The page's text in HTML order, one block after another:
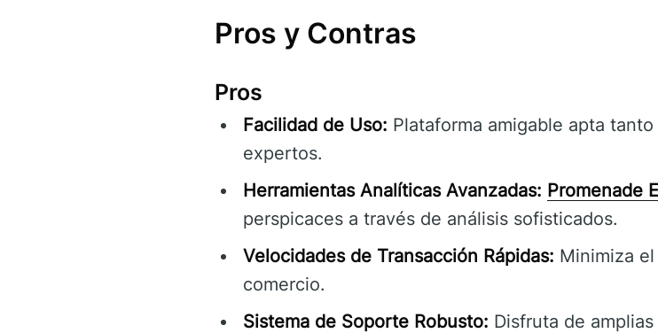
Pros y Contras
Pros
Facilidad de Uso: Plataforma amigable apta
expertos.
Herramientas Analíticas Avanzadas: Promenade
perspicaces a través de análisis sofisticados.
Velocidades de Transacción Rápidas: Minimiza
comercio.
Sistema de Soporte Robusto: Disfruta de